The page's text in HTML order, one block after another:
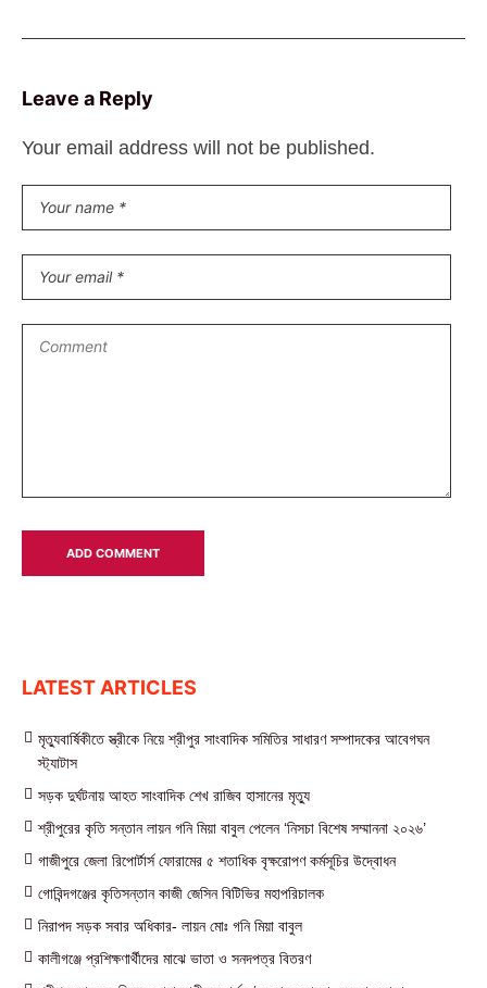
Leave a Reply
Your email address will not be published.
LATEST ARTICLES
মৃত্যুবার্ষিকীতে স্ত্রীকে নিয়ে শ্রীপুর সাংবাদিক সমিতির সাধারণ সম্পাদকের আবেগঘন
স্ট্যাটাস
সড়ক দুর্ঘটনায় আহত সাংবাদিক শেখ রাজিব হাসানের মৃত্যু
শ্রীপুরের কৃতি সন্তান লায়ন গনি মিয়া বাবুল পেলেন ‘নিসচা বিশেষ সম্মাননা ২০২৬’
গাজীপুরে জেলা রিপোর্টার্স ফোরামের ৫ শতাধিক বৃক্ষরোপণ কর্মসূচির উদ্বোধন
গোবিন্দগঞ্জের কৃতিসন্তান কাজী জেসিন বিটিভির মহাপরিচালক
নিরাপদ সড়ক সবার অধিকার- লায়ন মোঃ গনি মিয়া বাবুল
কালীগঞ্জে প্রশিক্ষণার্থীদের মাঝে ভাতা ও সনদপত্র বিতরণ